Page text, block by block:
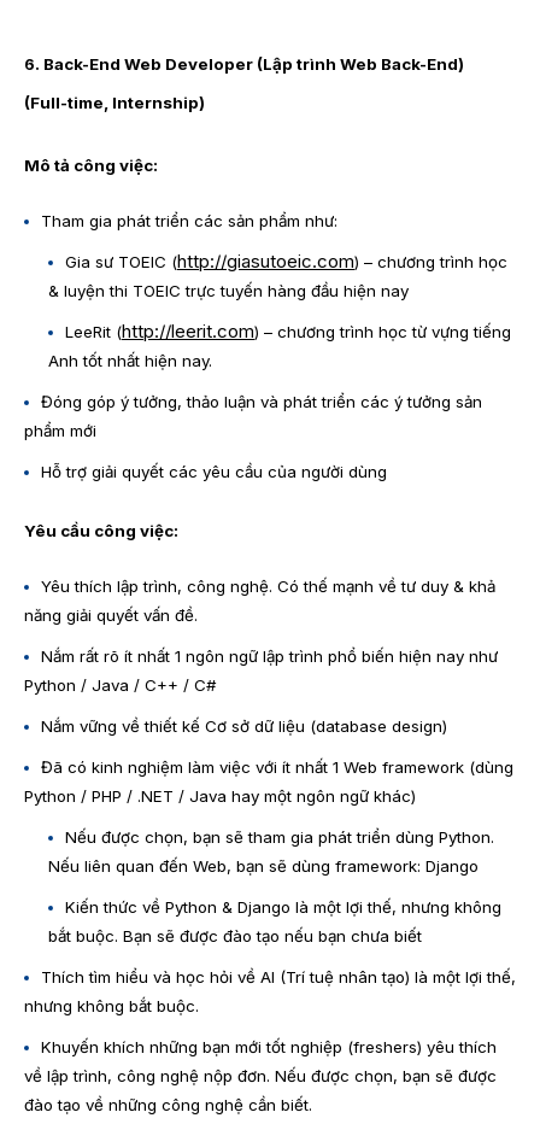
6. Back-End Web Developer (Lập trình Web Back-End)
(Full-time, Internship)
Mô tả công việc:
Tham gia phát triển các sản phẩm như:
Gia sư TOEIC (http://giasutoeic.com) – chương trình học
& luyện thi TOEIC trực tuyến hàng đầu hiện nay
LeeRit (http://leerit.com) – chương trình học từ vựng tiếng
Anh tốt nhất hiện nay.
Đóng góp ý tưởng, thảo luận và phát triển các ý tưởng sản
phẩm mới
Hỗ trợ giải quyết các yêu cầu của người dùng
​Yêu cầu công việc:
Yêu thích lập trình, công nghệ. Có thế mạnh về tư duy & khả
năng giải quyết vấn đề.
Nắm rất rõ ít nhất 1 ngôn ngữ lập trình phổ biến hiện nay như
Python / Java / C++ / C#
Nắm vững về thiết kế Cơ sở dữ liệu (database design)
Đã có kinh nghiệm làm việc với ít nhất 1 Web framework (dùng
Python / PHP / .NET / Java hay một ngôn ngữ khác)
Nếu được chọn, bạn sẽ tham gia phát triển dùng Python.
Nếu liên quan đến Web, bạn sẽ dùng framework: Django
Kiến thức về Python & Django là một lợi thế, nhưng không
bắt buộc. Bạn sẽ được đào tạo nếu bạn chưa biết
Thích tìm hiểu và học hỏi về AI (Trí tuệ nhân tạo) là một lợi thế,
nhưng không bắt buộc.
Khuyến khích những bạn mới tốt nghiệp (freshers) yêu thích
về lập trình, công nghệ nộp đơn. Nếu được chọn, bạn sẽ được
đào tạo về những công nghệ cần biết.